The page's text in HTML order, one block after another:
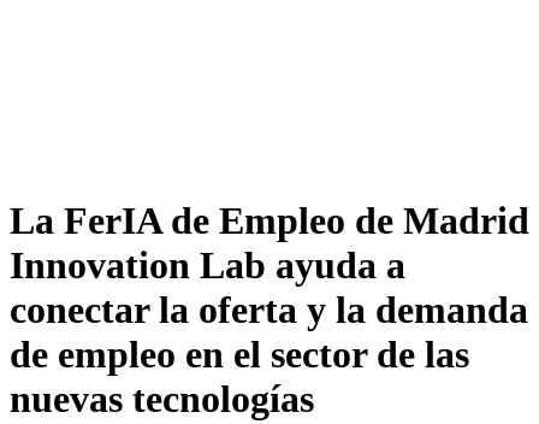
La FerIA de Empleo de Madrid
Innovation Lab ayuda a
conectar la oferta y la demanda
de empleo en el sector de las
nuevas tecnologías